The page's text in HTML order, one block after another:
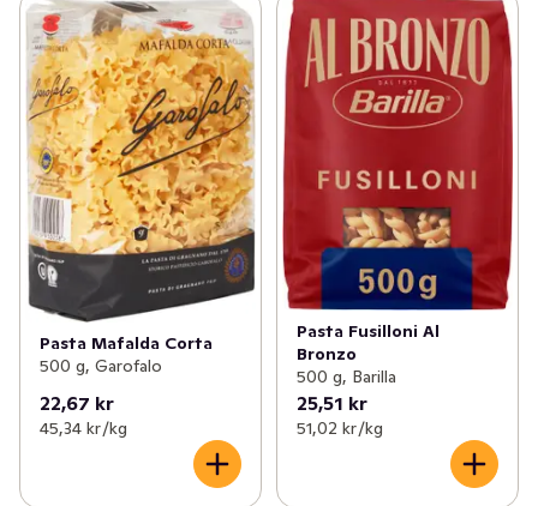
Pasta Mafalda Corta
500 g, Garofalo
22,67 kr
45,34 kr /kg
Pasta Fusilloni Al
Bronzo
500 g, Barilla
25,51 kr
51,02 kr /kg